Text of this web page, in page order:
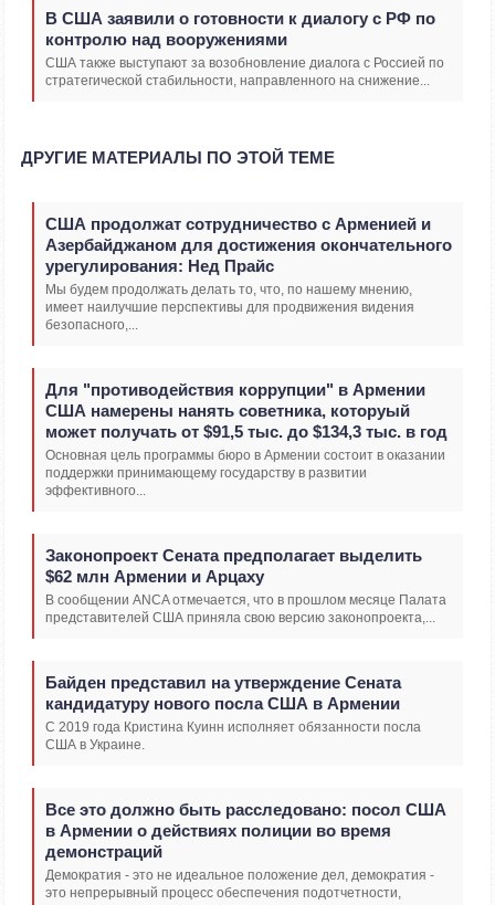
В США заявили о готовности к диалогу с РФ по
контролю над вооружениями
США также выступают за возобновление диалога с Россией по
стратегической стабильности, направленного на снижение...
ДРУГИЕ МАТЕРИАЛЫ ПО ЭТОЙ ТЕМЕ
США продолжат сотрудничество с Арменией и
Азербайджаном для достижения окончательного
урегулирования: Нед Прайс
Мы будем продолжать делать то, что, по нашему мнению,
имеет наилучшие перспективы для продвижения видения
безопасного,...
Для "противодействия коррупции" в Армении
США намерены нанять советника, которуый
может получать от $91,5 тыс. до $134,3 тыс. в год
Основная цель программы бюро в Армении состоит в оказании
поддержки принимающему государству в развитии
эффективного...
Законопроект Сената предполагает выделить
$62 млн Армении и Арцаху
В сообщении ANCA отмечается, что в прошлом месяце Палата
представителей США приняла свою версию законопроекта,...
Байден представил на утверждение Сената
кандидатуру нового посла США в Армении
С 2019 года Кристина Куинн исполняет обязанности посла
США в Украине.
Все это должно быть расследовано: посол США
в Армении о действиях полиции во время
демонстраций
Демократия - это не идеальное положение дел, демократия -
это непрерывный процесс обеспечения подотчетности,